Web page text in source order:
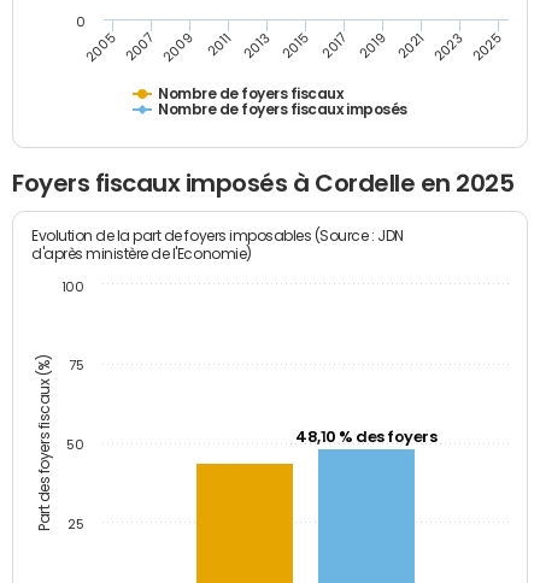
Nombre de foyers fiscaux
Nombre de foyers fiscaux imposés
2005 2007 2009 2011 2013 2015 2017 2019 2021 2023 2025
0
Foyers fiscaux imposés à Cordelle en 2025
Part des foyers fiscaux (%)
Evolution de la part de foyers imposables (Source : JDN
d'après ministère de l'Economie)
48,10 % des foyers
25
50
75
100